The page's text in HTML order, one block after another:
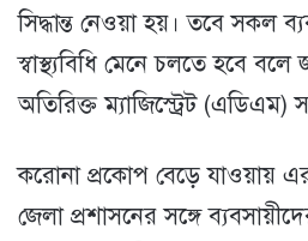
সিদ্ধান্ত নেওয়া হয়। তবে সকল
স্বাস্থ্যবিধি মেনে চলতে হবে
অতিরিক্ত ম্যাজিস্ট্রেট (এডিএম)
করােনা প্রকোপ বেড়ে যাওয়ায়
জেলা প্রশাসনের সঙ্গে